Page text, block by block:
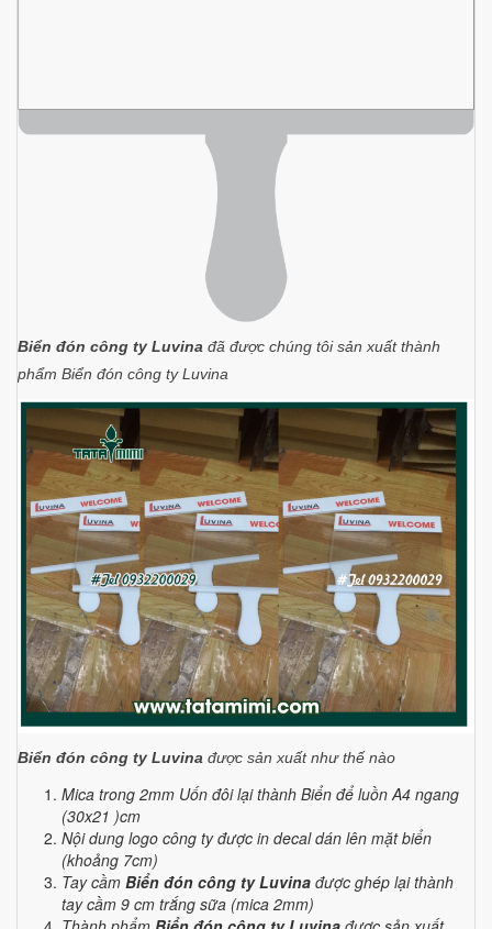
Biển đón công ty Luvina đã được chúng tôi sản xuất thành
phẩm Biển đón công ty Luvina
Biển đón công ty Luvina được sản xuất như thế nào
Mica trong 2mm Uốn đôi lại thành Biển để luồn A4 ngang
(30x21 )cm
Nội dung logo công ty được in decal dán lên mặt biển
(khoảng 7cm)
Tay cầm Biển đón công ty Luvina được ghép lại thành
tay cầm 9 cm trắng sữa (mica 2mm)